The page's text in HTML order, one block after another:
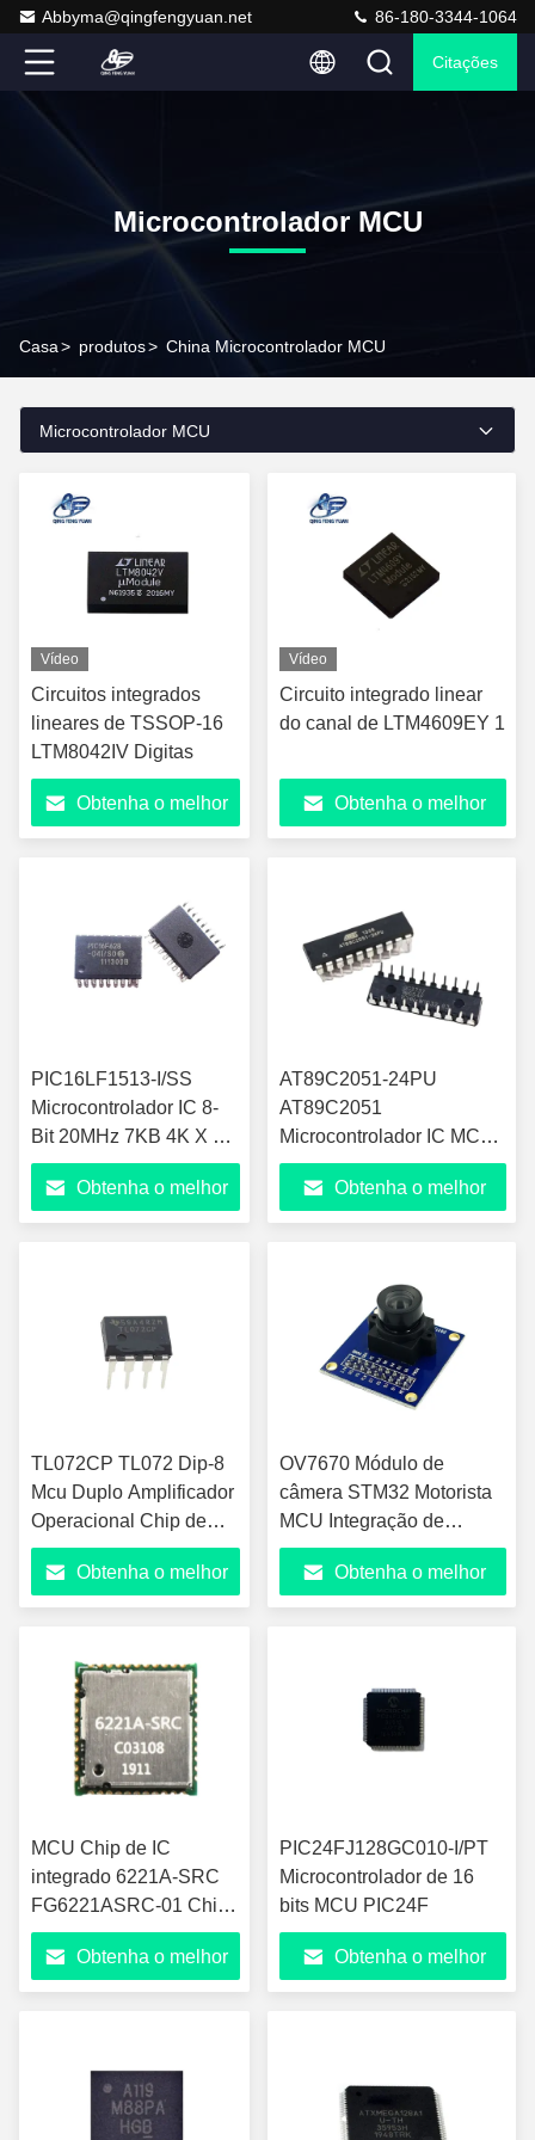
Abbyma@qingfengyuan.net 86-180-3344-1064
Citações
Microcontrolador MCU
Casa> produtos> China Microcontrolador MCU
Microcontrolador MCU
Vídeo
Circuitos integrados
lineares de TSSOP-16
LTM8042IV Digitas
Obtenha o melhor
Vídeo
Circuito integrado linear
do canal de LTM4609EY 1
Obtenha o melhor
PIC16LF1513-I/SS
Microcontrolador IC 8-
Bit 20MHz 7KB 4K X 14
FLASH 28-SSOP
Obtenha o melhor
AT89C2051-24PU
AT89C2051
Microcontrolador IC MCU
8BIT 2KB Flash 20DIP
Obtenha o melhor
TL072CP TL072 Dip-8
Mcu Duplo Amplificador
Operacional Chip de
Inseração Direta
Obtenha o melhor
OV7670 Módulo de
câmera STM32 Motorista
MCU Integração de
aprendizagem eletrônica
Obtenha o melhor
MCU Chip de IC
integrado 6221A-SRC
FG6221ASRC-01 Chip
de módulo
Obtenha o melhor
PIC24FJ128GC010-I/PT
Microcontrolador de 16
bits MCU PIC24F
Obtenha o melhor